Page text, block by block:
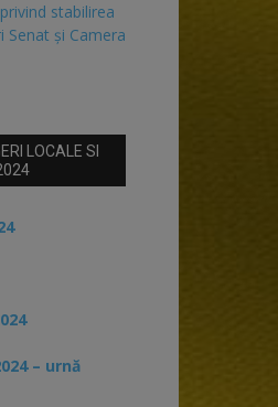
stabilirea
Senat și Camera
LOCALE SI
– urnă